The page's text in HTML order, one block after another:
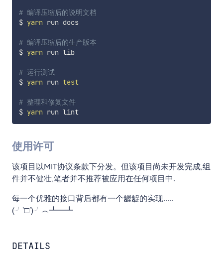
# 编译压缩后的说明文档
$ yarn run docs
# 编译压缩后的生产版本
$ yarn run lib
# 运行测试
$ yarn run test
# 整理和修复文件
$ yarn run lint
使用许可
该项目以MIT协议条款下分发。但该项目尚未开发完成,组
件并不健壮,笔者并不推荐被应用在任何项目中.
每一个优雅的接口背后都有一个龌龊的实现.....
(╯‵□′)╯︵┻━┻
DETAILS